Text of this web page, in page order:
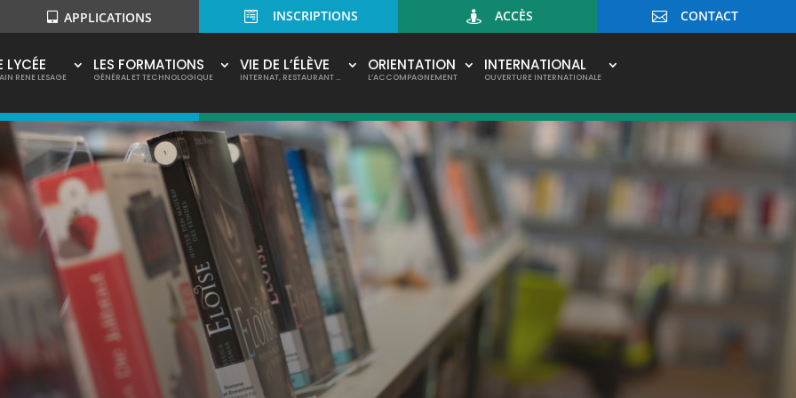
APPLICATIONS  INSCRIPTIONS  ACCÈS  CONTACT
LYCÉE
RENE LESAGE
LES FORMATIONS
GÉNÉRAL ET TECHNOLOGIQUE
VIE DE L’ÉLÈVE
INTERNAT, RESTAURANT …
ORIENTATION
L’ACCOMPAGNEMENT
INTERNATIONAL
OUVERTURE INTERNATIONALE